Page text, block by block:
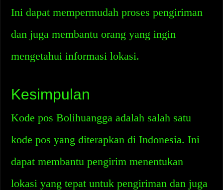
Ini dapat mempermudah proses pengiriman
dan juga membantu orang yang ingin
mengetahui informasi lokasi.
Kesimpulan
Kode pos Bolihuangga adalah salah satu
kode pos yang diterapkan di Indonesia. Ini
dapat membantu pengirim menentukan
lokasi yang tepat untuk pengiriman dan juga